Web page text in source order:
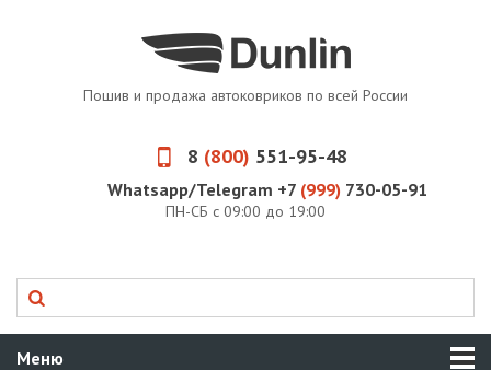
Пошив и продажа автоковриков по всей России
8 (800) 551-95-48
Whatsapp/Telegram +7 (999) 730-05-91
ПН-СБ с 09:00 до 19:00
Меню